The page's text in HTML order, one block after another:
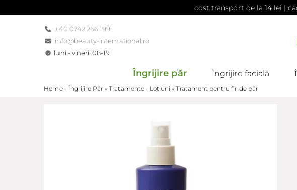
cost transport de la 14 lei |
+40 0742 266 199
info@beauty-international.ro
luni - vineri: 08-19
Îngrijire păr Îngrijire facială
Home - Îngrijire Păr - Tratamente - Loțiuni - Tratament pentru fir de păr